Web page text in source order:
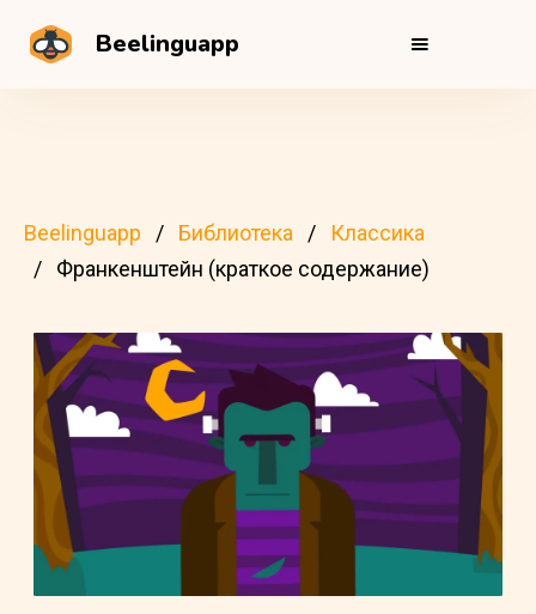
Beelinguapp
Beelinguapp Библиотека
Классика
Франкенштейн (краткое содержание)